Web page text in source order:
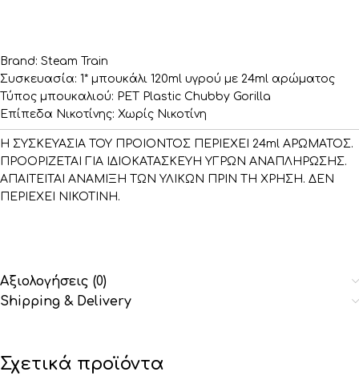
Brand: Steam Train
Συσκευασία: 1* μπουκάλι 120ml υγρού με 24ml αρώματος
Τύπος μπουκαλιού: PET Plastic Chubby Gorilla
Επίπεδα Νικοτίνης: Χωρίς Νικοτίνη
Η ΣΥΣΚΕΥΑΣΙΑ ΤΟΥ ΠΡΟΙΟΝΤΟΣ ΠΕΡΙΕΧΕΙ 24ml ΑΡΩΜΑΤΟΣ.
ΠΡΟΟΡΙΖΕΤΑΙ ΓΙΑ ΙΔΙΟΚΑΤΑΣΚΕΥΗ ΥΓΡΩΝ ΑΝΑΠΛΗΡΩΣΗΣ.
ΑΠΑΙΤΕΙΤΑΙ ΑΝΑΜΙΞΗ ΤΩΝ ΥΛΙΚΩΝ ΠΡΙΝ ΤΗ ΧΡΗΣΗ. ΔΕΝ
ΠΕΡΙΕΧΕΙ ΝΙΚΟΤΙΝΗ.
Αξιολογήσεις (0)
Shipping & Delivery
Σχετικά προϊόντα